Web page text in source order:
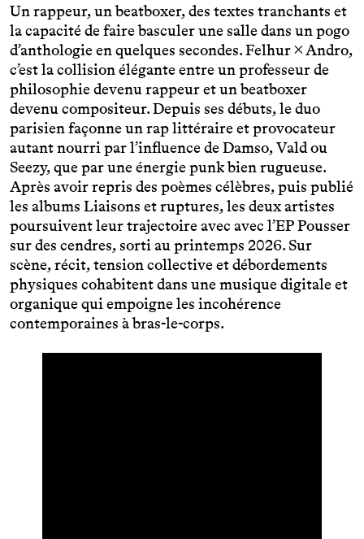
Un rappeur, un beatboxer, des textes tranchants et
la capacité de faire basculer une salle dans un pogo
d’anthologie en quelques secondes. Felhur × Andro,
c’est la collision élégante entre un professeur de
philosophie devenu rappeur et un beatboxer
devenu compositeur. Depuis ses débuts, le duo
parisien façonne un rap littéraire et provocateur
autant nourri par l’influence de Damso, Vald ou
Seezy, que par une énergie punk bien rugueuse.
Après avoir repris des poèmes célèbres, puis publié
les albums Liaisons et ruptures, les deux artistes
poursuivent leur trajectoire avec avec l’EP Pousser
sur des cendres, sorti au printemps 2026. Sur
scène, récit, tension collective et débordements
physiques cohabitent dans une musique digitale et
organique qui empoigne les incohérence
contemporaines à bras-le-corps.